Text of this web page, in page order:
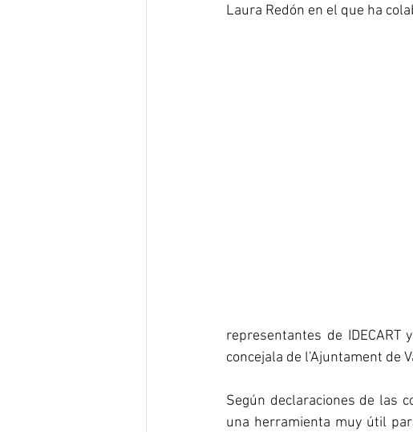
Laura Redón en el que ha
representantes de
concejala de l’Ajuntament de
Según declaraciones de las
una herramienta muy útil